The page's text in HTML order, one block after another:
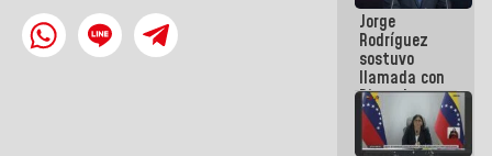
públicos
Jorge
Rodríguez
sostuvo
llamada con
Dinorah
Figuera y
acuerdan